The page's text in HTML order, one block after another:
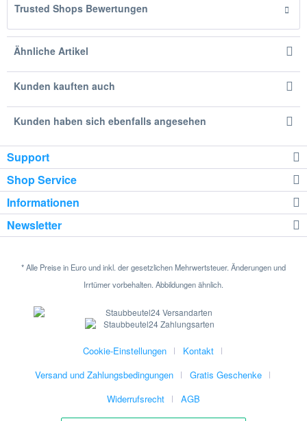
Trusted Shops Bewertungen
Ähnliche Artikel
Kunden kauften auch
Kunden haben sich ebenfalls angesehen
Support
Shop Service
Informationen
Newsletter
* Alle Preise in Euro und inkl. der gesetzlichen Mehrwertsteuer. Änderungen und
Irrtümer vorbehalten. Abbildungen ähnlich.
Cookie-Einstellungen
Kontakt
Versand und Zahlungsbedingungen
Gratis Geschenke
Widerrufsrecht
AGB